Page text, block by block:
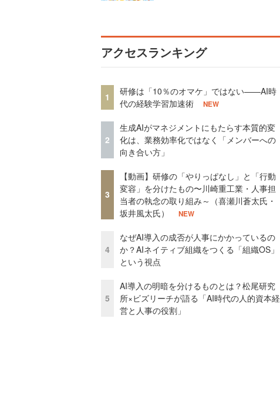
アクセスランキング
1
研修は「10％のオマケ」ではない——AI時
代の経験学習加速術
NEW
2
生成AIがマネジメントにもたらす本質的変
化は、業務効率化ではなく「メンバーへの
向き合い方」
3
【動画】研修の「やりっぱなし」と「行動
変容」を分けたもの〜川崎重工業・人事担
当者の執念の取り組み～（喜瀬川蒼太氏・
坂井風太氏）
NEW
4
なぜAI導入の成否が人事にかかっているの
か？AIネイティブ組織をつくる「組織OS」
という視点
5
AI導入の明暗を分けるものとは？松尾研究
所×ビズリーチが語る「AI時代の人的資本経
営と人事の役割」